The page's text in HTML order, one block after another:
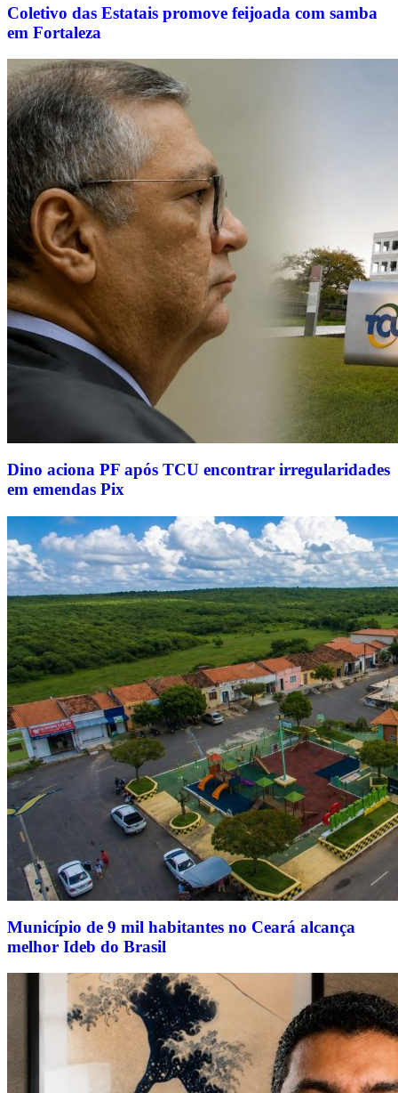
Coletivo das Estatais promove feijoada com samba
em Fortaleza
Dino aciona PF após TCU encontrar irregularidades
em emendas Pix
Município de 9 mil habitantes no Ceará alcança
melhor Ideb do Brasil